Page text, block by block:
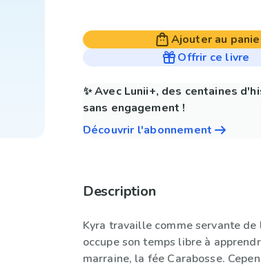
Ajouter au
Offrir ce livre
✨ Avec Lunii+, des centaines
sans engagement !
Découvrir l'abonnement
Description
Kyra travaille comme servante
occupe son temps libre à
marraine, la fée Carabosse.